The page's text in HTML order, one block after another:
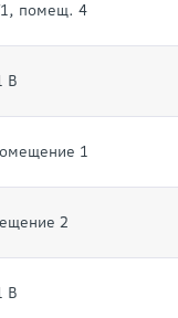
помещ. 4
В
1
2
В